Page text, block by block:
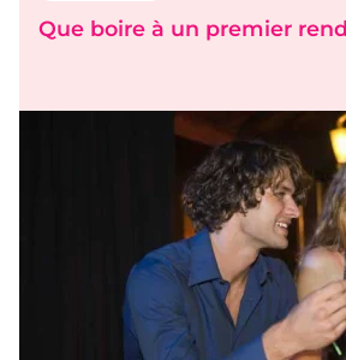
Que boire à un premier